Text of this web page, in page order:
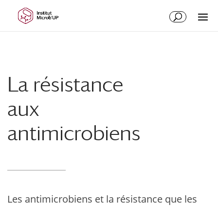
contenu
La résistance
aux
antimicrobiens
Les antimicrobiens et la résistance que les